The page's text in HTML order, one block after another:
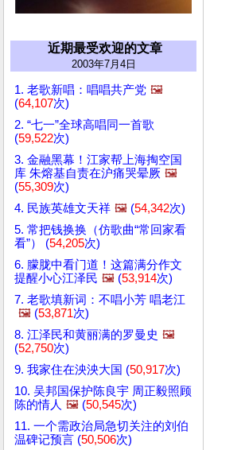
近期最受欢迎的文章
2003年7月4日
1. 老歌新唱：唱唱共产党 🖼️
(64,107次)
2. “七一”全球高唱同一首歌
(59,522次)
3. 金融黑幕！江家帮上海掏空国
库 朱熔基自责在沪痛哭晕厥 🖼️
(55,309次)
4. 民族英雄文天祥 🖼️ (54,342次)
5. 常把钱换换（仿歌曲“常回家看
看”） (54,205次)
6. 朦胧中看门道！这篇满分作文
提醒小心江泽民 🖼️ (53,914次)
7. 老歌填新词：不唱小芳 唱老江
🖼️ (53,871次)
8. 江泽民和黄丽满的罗曼史 🖼️
(52,750次)
9. 我家住在泱泱大国 (50,917次)
10. 吴邦国保护陈良宇 周正毅照顾
陈的情人 🖼️ (50,545次)
11. 一个需政治局急切关注的刘伯
温碑记预言 (50,506次)